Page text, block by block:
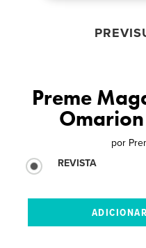
Preme
por
REVISTA